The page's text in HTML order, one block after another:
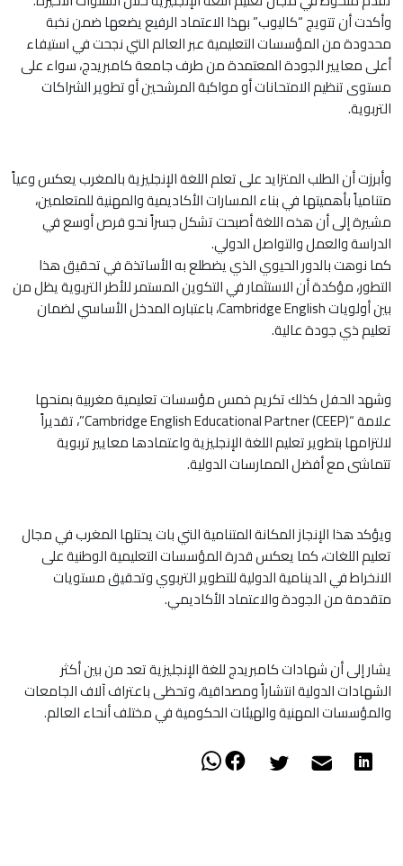
وأكدت أن تتويج “كاليوب” بهذا الاعتماد الرفيع يضعها ضمن نخبة
محدودة من المؤسسات التعليمية عبر العالم التي نجحت في استيفاء
أعلى معايير الجودة المعتمدة من طرف جامعة كامبريدج، سواء على
مستوى تنظيم الامتحانات أو مواكبة المرشحين أو تطوير الشراكات
التربوية.
وأبرزت أن الطلب المتزايد على تعلم اللغة الإنجليزية بالمغرب يعكس وعياً
متنامياً بأهميتها في بناء المسارات الأكاديمية والمهنية للمتعلمين،
مشيرة إلى أن هذه اللغة أصبحت تشكل جسراً نحو فرص أوسع في
الدراسة والعمل والتواصل الدولي.
كما نوهت بالدور الحيوي الذي يضطلع به الأساتذة في تحقيق هذا
التطور، مؤكدة أن الاستثمار في التكوين المستمر للأطر التربوية يظل من
بين أولويات Cambridge English، باعتباره المدخل الأساسي لضمان
تعليم ذي جودة عالية.
وشهد الحفل كذلك تكريم خمس مؤسسات تعليمية مغربية بمنحها
علامة “Cambridge English Educational Partner (CEEP)”، تقديراً
لالتزامها بتطوير تعليم اللغة الإنجليزية واعتمادها معايير تربوية
تتماشى مع أفضل الممارسات الدولية.
ويؤكد هذا الإنجاز المكانة المتنامية التي بات يحتلها المغرب في مجال
تعليم اللغات، كما يعكس قدرة المؤسسات التعليمية الوطنية على
الانخراط في الدينامية الدولية للتطوير التربوي وتحقيق مستويات
متقدمة من الجودة والاعتماد الأكاديمي.
يشار إلى أن شهادات كامبريدج للغة الإنجليزية تعد من بين أكثر
الشهادات الدولية انتشاراً ومصداقية، وتحظى باعتراف آلاف الجامعات
والمؤسسات المهنية والهيئات الحكومية في مختلف أنحاء العالم.